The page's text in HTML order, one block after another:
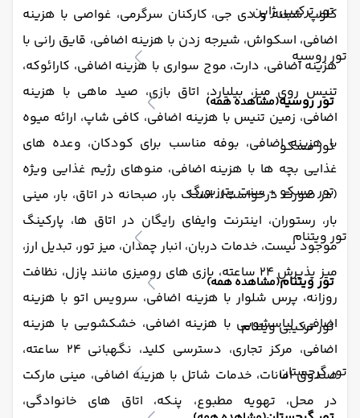
تور ترکیبی ژاپن
تور روسیه
تور روسیه(مشاهده همه)
تور مسکو
تور مسکو + سنت پترزبورگ
تور ویتنام
تور ویتنام(مشاهده همه)
تور ترکیبی ویتنام
تور گرجستان
کلوپ شبانه و دی جی، کارکنان سرگرمی، غواصی با هزینه
اضافی، اسکواش، شیرجه زدن با هزینه اضافی، قایق رانی با
هزینه اضافی، دارت، موج سواری با هزینه اضافی، کارائوکه،
تنیس روی میز، بیلیارد، اتاق بازی، صید ماهی با هزینه
اضافی، زمین تنیس با هزینه اضافی، کافی شاپ، ارائه میوه
با هزینه اضافی، بوفه مناسب برای کودکان، وعده های
غذایی بچه ها با هزینه اضافی، منوهای رژیم غذایی ویژه
(در صورت درخواست)، اسنک بار، صبحانه در اتاق، بار، مینی
بار، رستوران، اینترنت وایفای رایگان در اتاق ها، پارکینگ
موجود نیست، خدمات دربان، انبار چمدان، میز تور، تبدیل ارز،
میز پذیرش 24 ساعته، بازی های رومیزی مانند پازل، نظافت
روزانه، پرس شلوار با هزینه اضافی، سرویس اتو با هزینه
اضافی، لباسشویی با هزینه اضافی، خشکشویی با هزینه
اضافی، مرکز تجاری، دسترسی کلید، نگهبانی 24 ساعته،
صندوق امانات، خدمات شاتل با هزینه اضافی، مینی مارکت
در محل، تهویه مطبوع، پنکه، اتاق های خانوادگی،